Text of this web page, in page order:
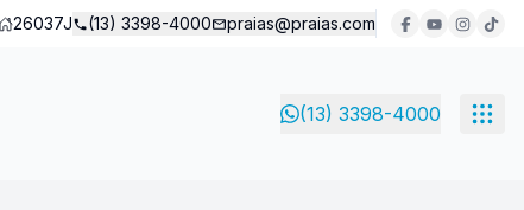
26037J (13) 3398-4000 praias@praias.com
(13) 3398-4000